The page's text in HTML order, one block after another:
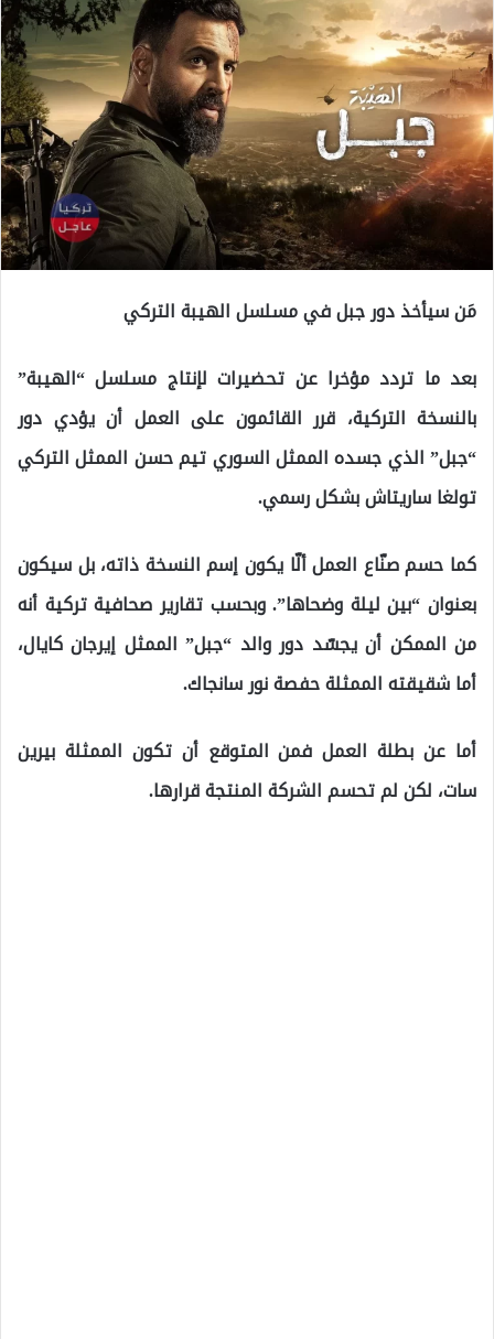
مَن سيأخذ دور جبل في مسلسل الهيبة التركي
بعد ما تردد مؤخرا عن تحضيرات لإنتاج مسلسل “​الهيبة​”
بالنسخة التركية، قرر القائمون على العمل أن يؤدي دور
“جبل” الذي جسده الممثل السوري ​تيم حسن​ الممثل التركي
تولغا ساريتاش بشكل رسمي.
كما حسم صنّاع العمل ألّا يكون إسم النسخة ذاته، بل سيكون
بعنوان “بين ليلة وضحاها”. وبحسب تقارير صحافية تركية أنه
من الممكن أن يجسّد دور والد “جبل” الممثل إيرجان كايال،
أما شقيقته الممثلة حفصة نور سانجاك.
أما عن بطلة العمل فمن المتوقع أن تكون الممثلة بيرين
سات، لكن لم تحسم الشركة المنتجة قرارها.